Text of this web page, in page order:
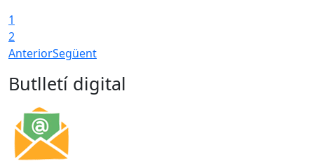
1
2
AnteriorSegüent
Butlletí digital